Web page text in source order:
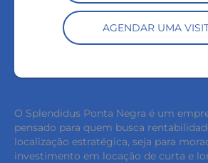
AGENDAR UMA
O Splendidus Ponta Negra é um
pensado para quem busca
localização estratégica, seja para
investimento em locação de curta e